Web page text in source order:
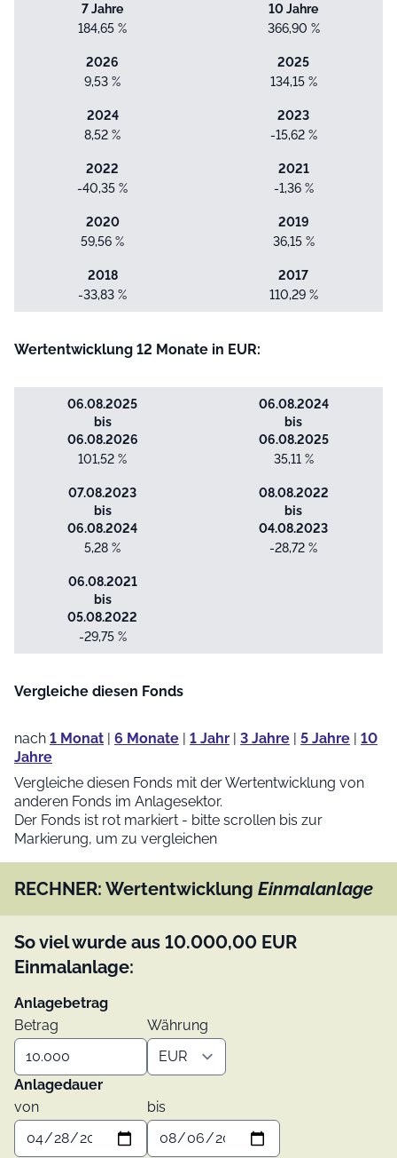
7 Jahre
184,65 %
10 Jahre
366,90 %
2026
9,53 %
2025
134,15 %
2024
8,52 %
2023
-15,62 %
2022
-40,35 %
2021
-1,36 %
2020
59,56 %
2019
36,15 %
2018
-33,83 %
2017
110,29 %
Wertentwicklung 12 Monate in EUR:
06.08.2025
bis
06.08.2026
101,52 %
06.08.2024
bis
06.08.2025
35,11 %
07.08.2023
bis
06.08.2024
5,28 %
08.08.2022
bis
04.08.2023
-28,72 %
06.08.2021
bis
05.08.2022
-29,75 %
Vergleiche diesen Fonds
nach 1 Monat | 6 Monate | 1 Jahr | 3 Jahre | 5 Jahre | 10
Jahre
Vergleiche diesen Fonds mit der Wertentwicklung von
anderen Fonds im Anlagesektor.
Der Fonds ist rot markiert - bitte scrollen bis zur
Markierung, um zu vergleichen
RECHNER: Wertentwicklung Einmalanlage
So viel wurde aus 10.000,00 EUR
Einmalanlage:
Anlagebetrag
Betrag
Währung
Anlagedauer
von
bis